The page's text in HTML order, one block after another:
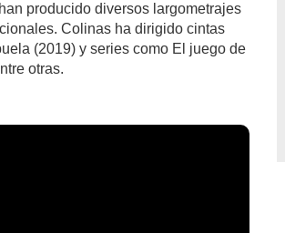
producido diversos largometrajes
Colinas ha dirigido cintas
(2019) y series como El juego de
otras.